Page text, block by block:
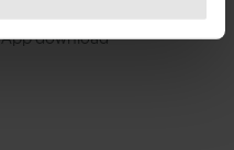
App download